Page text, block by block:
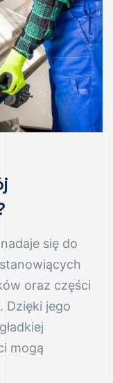
się do
oraz części
Dzięki jego
mogą